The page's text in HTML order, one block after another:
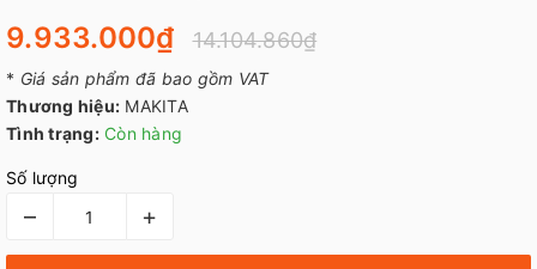
9.933.000₫ 14.104.860₫
* Giá sản phẩm đã bao gồm VAT
Thương hiệu: MAKITA
Tình trạng: Còn hàng
Số lượng
– +